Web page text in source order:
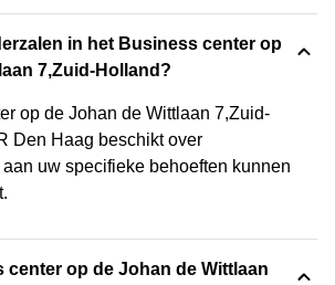
in het Business center op
7,Zuid-Holland?
op de Johan de Wittlaan 7,Zuid-
Den Haag beschikt over
uw specifieke behoeften kunnen
center op de Johan de Wittlaan